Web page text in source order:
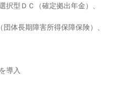
択型ＤＣ（確定拠出年金）、
体長期障害所得保障保険）、
導入